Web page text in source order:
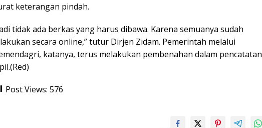
keterangan pindah.
tidak ada berkas yang harus dibawa. Karena semuanya sudah
secara online,” tutur Dirjen Zidam. Pemerintah melalui
katanya, terus melakukan pembenahan dalam pencatatan
Post Views: 576